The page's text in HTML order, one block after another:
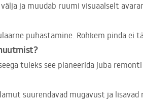
ja muudab ruumi visuaalselt
puhastamine. Rohkem pinda ei
tuleks see planeerida juba remonti
suurendavad mugavust ja